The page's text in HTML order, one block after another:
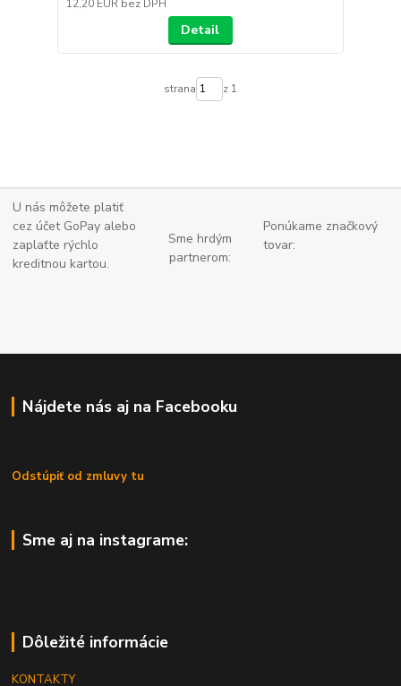
12,20 EUR bez DPH
Detail
strana z 1
U nás môžete platiť
cez účet GoPay alebo
zaplaťte rýchlo
kreditnou kartou.
Sme hrdým
partnerom:
Ponúkame značkový
tovar:
Nájdete nás aj na Facebooku
Odstúpiť od zmluvy tu
Sme aj na instagrame:
Dôležité informácie
KONTAKTY